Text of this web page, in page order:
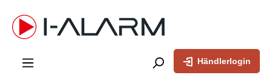
springen
Händlerlogin